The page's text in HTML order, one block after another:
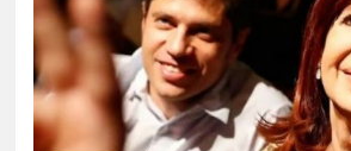
28/03/2026 Una sentencia histórica
nacionalización. Las inconsistencias